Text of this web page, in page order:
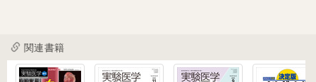
関連書籍